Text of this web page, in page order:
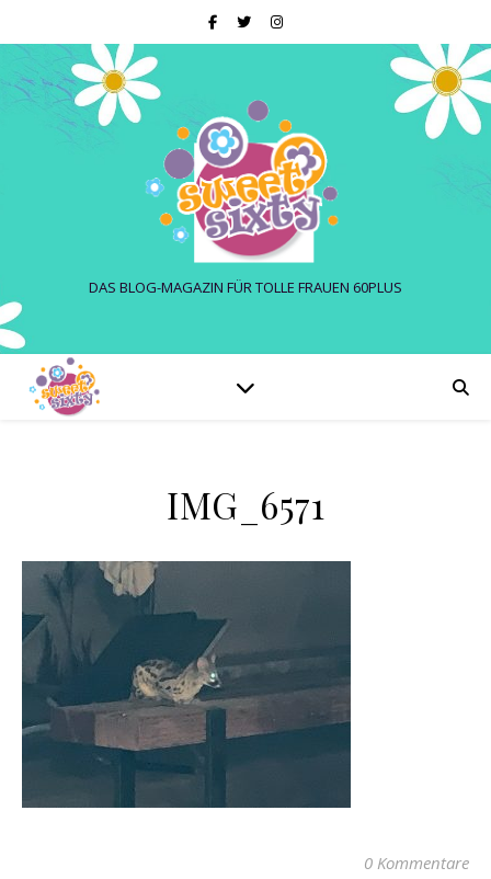
DAS BLOG-MAGAZIN FÜR TOLLE FRAUEN 60PLUS
IMG_6571
0 Kommentare